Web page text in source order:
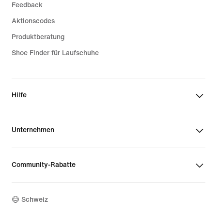
Feedback
Aktionscodes
Produktberatung
Shoe Finder für Laufschuhe
Hilfe
Unternehmen
Community-Rabatte
Schweiz